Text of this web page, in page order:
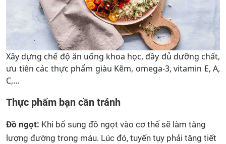
Xây dựng chế độ ăn uống khoa học, đầy đủ dưỡng chất,
ưu tiên các thực phẩm giàu Kẽm, omega-3, vitamin E, A,
C,…
Thực phẩm bạn cần tránh
Đồ ngọt: Khi bổ sung đồ ngọt vào cơ thể sẽ làm tăng
lượng đường trong máu. Lúc đó, tuyến tụy phải tăng tiết